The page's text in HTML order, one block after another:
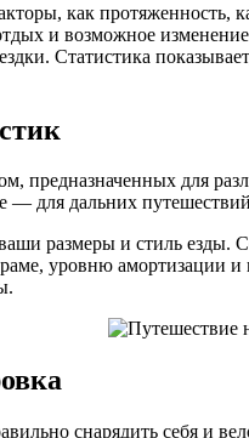
как
и возможное
Статистика
предназначенных для
для дальних
размеры и стиль езды.
уровню амортизации и
снарядить себя и